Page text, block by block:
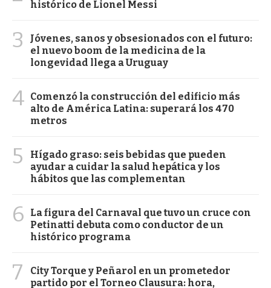
histórico de Lionel Messi
3
Jóvenes, sanos y obsesionados con el futuro:
el nuevo boom de la medicina de la
longevidad llega a Uruguay
4 Comenzó la construcción del edificio más
alto de América Latina: superará los 470
metros
5
Hígado graso: seis bebidas que pueden
ayudar a cuidar la salud hepática y los
hábitos que las complementan
6
La figura del Carnaval que tuvo un cruce con
Petinatti debuta como conductor de un
histórico programa
7
City Torque y Peñarol en un prometedor
partido por el Torneo Clausura: hora,